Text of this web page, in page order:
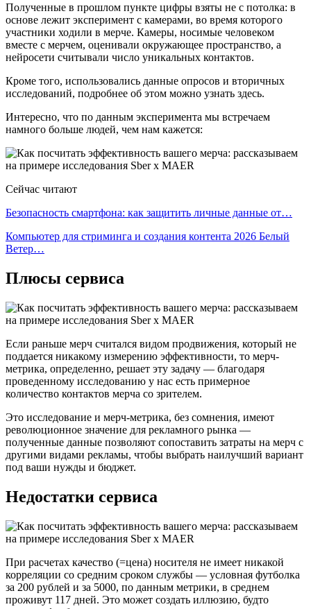
Полученные в прошлом пункте цифры взяты не с потолка: в
основе лежит эксперимент с камерами, во время которого
участники ходили в мерче. Камеры, носимые человеком
вместе с мерчем, оценивали окружающее пространство, а
нейросети считывали число уникальных контактов.
Кроме того, использовались данные опросов и вторичных
исследований, подробнее об этом можно узнать здесь.
Интересно, что по данным эксперимента мы встречаем
намного больше людей, чем нам кажется:
Сейчас читают
Безопасность смартфона: как защитить личные данные от…
Компьютер для стриминга и создания контента 2026 Белый
Ветер…
Плюсы сервиса
Если раньше мерч считался видом продвижения, который не
поддается никакому измерению эффективности, то мерч-
метрика, определенно, решает эту задачу — благодаря
проведенному исследованию у нас есть примерное
количество контактов мерча со зрителем.
Это исследование и мерч-метрика, без сомнения, имеют
революционное значение для рекламного рынка —
полученные данные позволяют сопоставить затраты на мерч с
другими видами рекламы, чтобы выбрать наилучший вариант
под ваши нужды и бюджет.
Недостатки сервиса
При расчетах качество (=цена) носителя не имеет никакой
корреляции со средним сроком службы — условная футболка
за 200 рублей и за 5000, по данным метрики, в среднем
проживут 117 дней. Это может создать иллюзию, будто